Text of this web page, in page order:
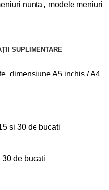
nunta , modele meniuri
SUPLIMENTARE
dimensiune A5 inchis / A4
si 30 de bucati
30 de bucati